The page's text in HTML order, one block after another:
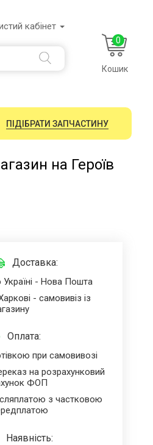
кабінет
0
Кошик
ПІДІБРАТИ ЗАПЧАСТИНУ
на Героїв
Доставка:
Україні - Нова Пошта
- самовивіз із
Оплата:
при самовивозі
на розрахунковий
ФОП
з частковою
Наявність: